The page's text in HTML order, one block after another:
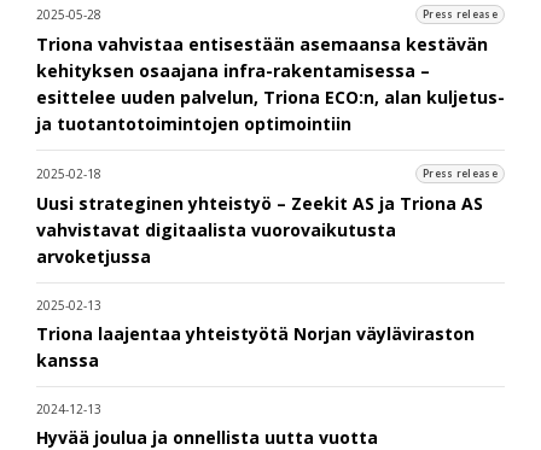
2025-05-28 Press release
Triona vahvistaa entisestään asemaansa kestävän
kehityksen osaajana infra-rakentamisessa –
esittelee uuden palvelun, Triona ECO:n, alan kuljetus-
ja tuotantotoimintojen optimointiin
2025-02-18 Press release
Uusi strateginen yhteistyö – Zeekit AS ja Triona AS
vahvistavat digitaalista vuorovaikutusta
arvoketjussa
2025-02-13
Triona laajentaa yhteistyötä Norjan väyläviraston
kanssa
2024-12-13
Hyvää joulua ja onnellista uutta vuotta